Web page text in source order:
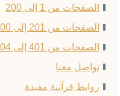
الصفحات من 1 إلى 200
الصفحات من 201 إلى 400
الصفحات من 401 إلى 604
تواصل معنا
روابط قرآنية مفيدة